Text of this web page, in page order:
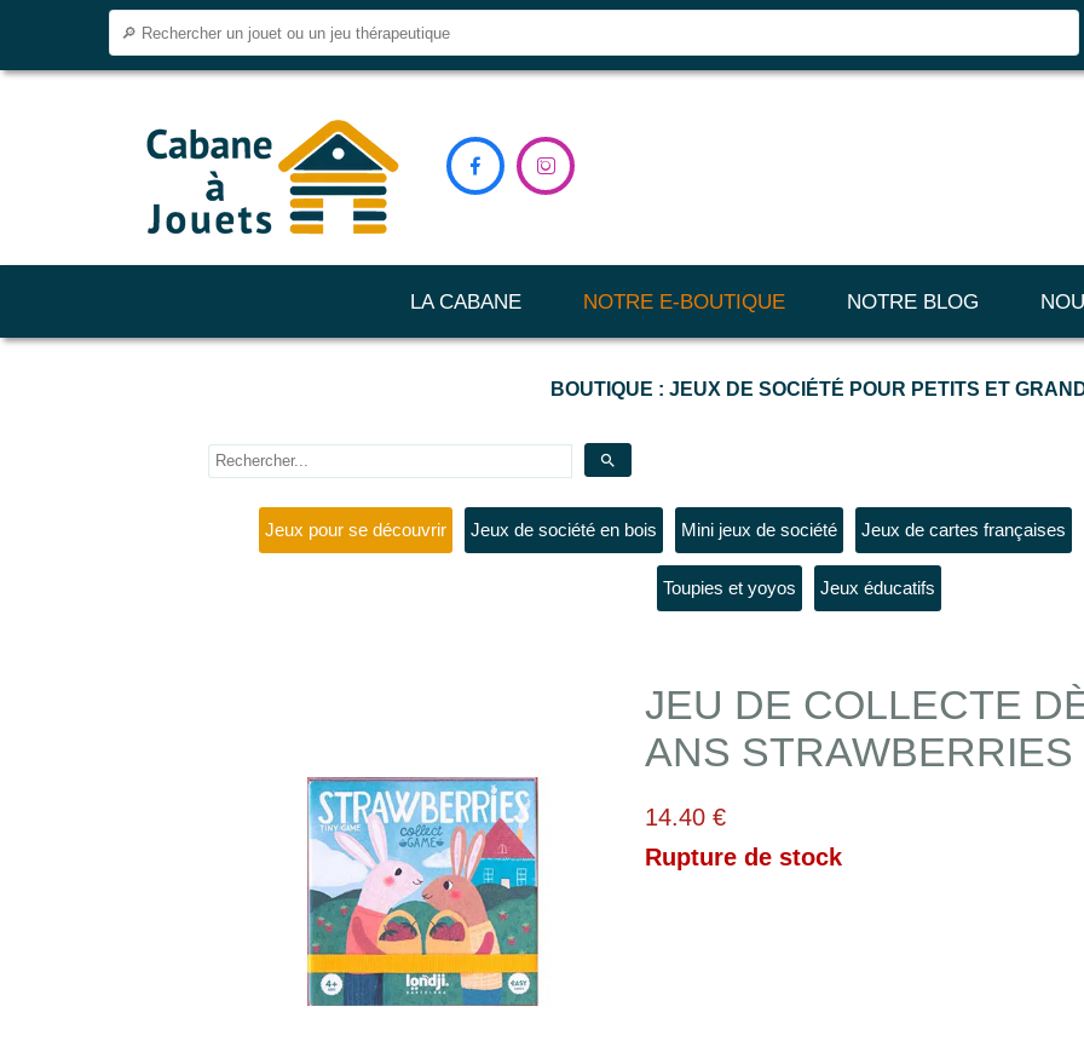
LA CABANE NOTRE E-BOUTIQUE NOTRE BLOG
 
BOUTIQUE : JEUX DE SOCIÉTÉ POUR PETITS ET
search
Jeux pour se découvrir Jeux de société en bois Mini jeux de société Jeux de cartes françaises
Toupies et yoyos Jeux éducatifs
JEU DE COLLECTE
ANS STRAWBERRIES
14.40 €
Rupture de stock